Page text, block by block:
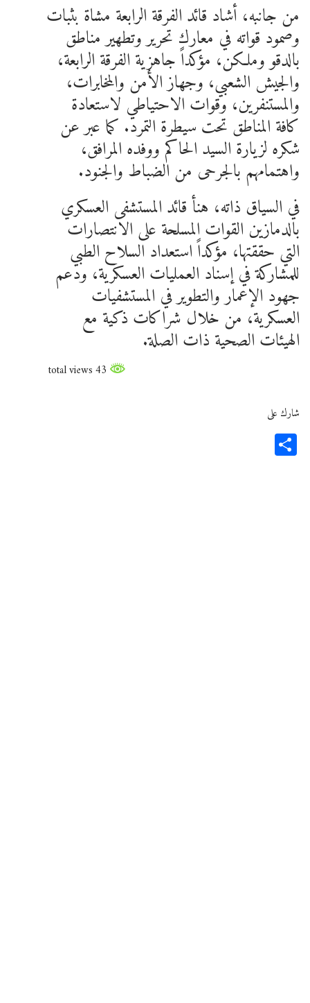
من جانبه، أشاد قائد الفرقة الرابعة مشاة بثبات
وصمود قواته في معارك تحرير وتطهير مناطق
بالدقو وملكن، مؤكداً جاهزية الفرقة الرابعة،
والجيش الشعبي، وجهاز الأمن والمخابرات،
والمستنفرين، وقوات الاحتياطي لاستعادة
كافة المناطق تحت سيطرة التمرد. كما عبر عن
شكره لزيارة السيد الحاكم ووفده المرافق،
واهتمامهم بالجرحى من الضباط والجنود.
في السياق ذاته، هنأ قائد المستشفى العسكري
بالدمازين القوات المسلحة على الانتصارات
التي حققتها، مؤكداً استعداد السلاح الطبي
للمشاركة في إسناد العمليات العسكرية، ودعم
جهود الإعمار والتطوير في المستشفيات
العسكرية، من خلال شراكات ذكية مع
الهيئات الصحية ذات الصلة.
شارك على